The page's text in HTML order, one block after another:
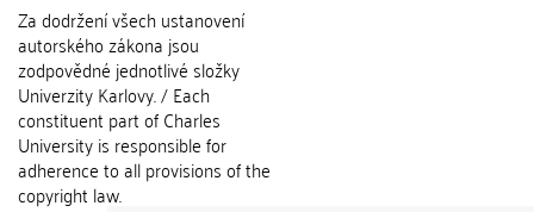
Za dodržení všech ustanovení
autorského zákona jsou
zodpovědné jednotlivé složky
Univerzity Karlovy. / Each
constituent part of Charles
University is responsible for
adherence to all provisions of the
copyright law.